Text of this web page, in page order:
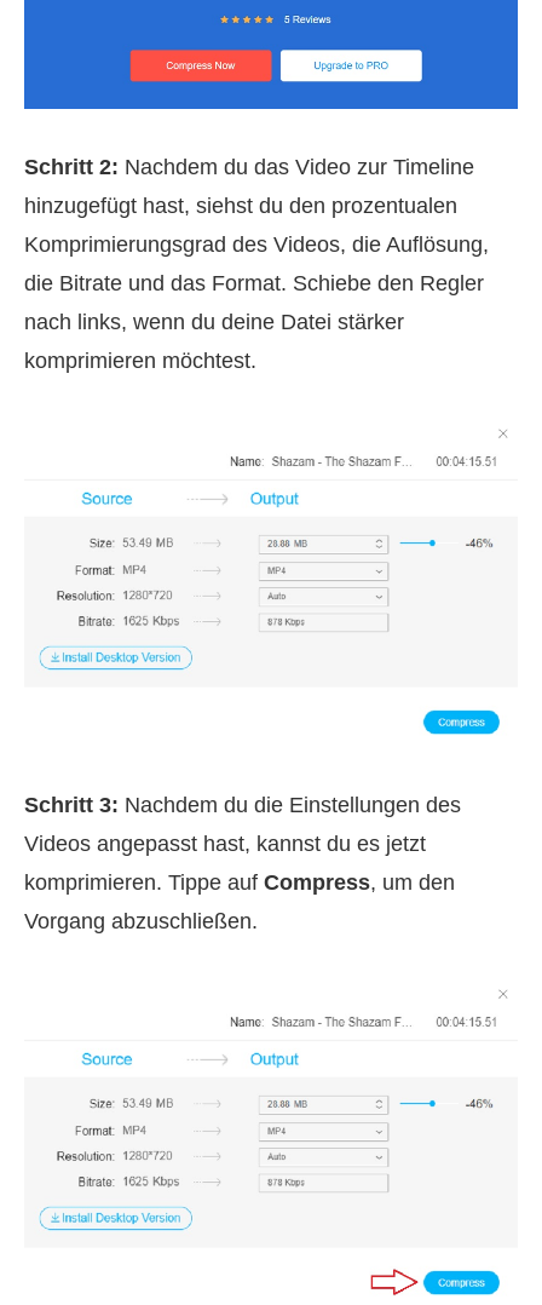
Schritt 2: Nachdem du das Video zur Timeline
hinzugefügt hast, siehst du den prozentualen
Komprimierungsgrad des Videos, die Auflösung,
die Bitrate und das Format. Schiebe den Regler
nach links, wenn du deine Datei stärker
komprimieren möchtest.
Schritt 3: Nachdem du die Einstellungen des
Videos angepasst hast, kannst du es jetzt
komprimieren. Tippe auf Compress, um den
Vorgang abzuschließen.